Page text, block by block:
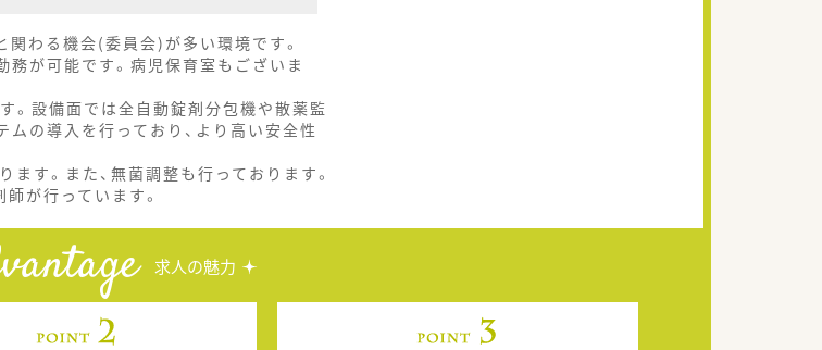
わる機会(委員会)が多い環境です。
が可能です。病児保育室もございま
。設備面では全自動錠剤分包機や散薬監
の導入を行っており、より高い安全性
す。また、無菌調整も行っております。
が行っています。
求人の魅力